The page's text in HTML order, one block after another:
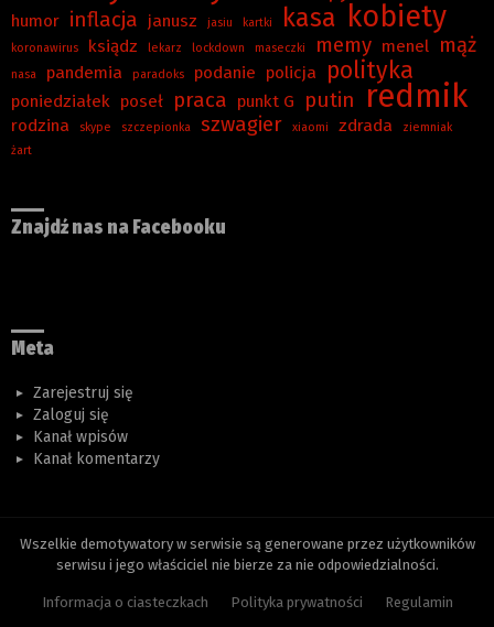
humor inflacja janusz jasiu kartki kasa kobiety
koronawirus ksiądz lekarz lockdown maseczki memy menel mąż
nasa pandemia paradoks podanie policja polityka
poniedziałek poseł praca punkt G putin redmik
rodzina skype szczepionka szwagier xiaomi zdrada
ziemniak
żart
Znajdź nas na Facebooku
Meta
Zarejestruj się
Zaloguj się
Kanał wpisów
Kanał komentarzy
Wszelkie demotywatory w serwisie są generowane przez użytkowników
serwisu i jego właściciel nie bierze za nie odpowiedzialności.
Informacja o ciasteczkach Polityka prywatności Regulamin